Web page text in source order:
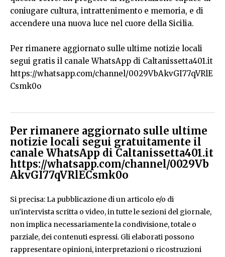
coniugare cultura, intrattenimento e memoria, e di
accendere una nuova luce nel cuore della Sicilia.
Per rimanere aggiornato sulle ultime notizie locali
segui gratis il canale WhatsApp di Caltanissetta401.it
https://whatsapp.com/channel/0029VbAkvGI77qVRlE
Csmk0o
Per rimanere aggiornato sulle ultime
notizie locali segui gratuitamente il
canale WhatsApp di Caltanissetta401.it
https://whatsapp.com/channel/0029Vb
AkvGI77qVRlECsmk0o
Si precisa: La pubblicazione di un articolo e/o di
un'intervista scritta o video, in tutte le sezioni del giornale,
non implica necessariamente la condivisione, totale o
parziale, dei contenuti espressi. Gli elaborati possono
rappresentare opinioni, interpretazioni o ricostruzioni